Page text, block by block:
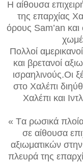
Η αίθουσα
της επαρχίας
όρους Sam’an και
Πολλοί
και βρετανοί
ισραηλινούς.Οι
στο Χαλέπι
Χαλέπι και
« Tα ρωσικά
σε αίθουσα
αξιωματικών
πλευρά της